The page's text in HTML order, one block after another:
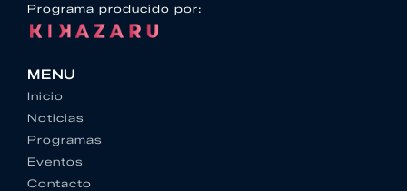
Programa producido por:
MENU
Inicio
Noticias
Programas
Eventos
Contacto